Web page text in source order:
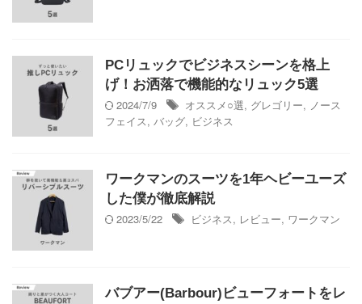
PCリュックでビジネスシーンを格上
げ！お洒落で機能的なリュック5選
2024/7/9
オススメ○選, グレゴリー, ノース
フェイス, バッグ, ビジネス
ワークマンのスーツを1年ヘビーユーズ
した僕が徹底解説
2023/5/22
ビジネス, レビュー, ワークマン
バブアー(Barbour)ビューフォートをレ